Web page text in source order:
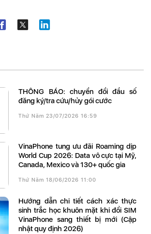
THÔNG BÁO: chuyển đổi đầu số
đăng ký/tra cứu/hủy gói cước
Thứ Năm 23/07/2026 16:59
VinaPhone tung ưu đãi Roaming dịp
World Cup 2026: Data vô cực tại Mỹ,
Canada, Mexico và 130+ quốc gia
Thứ Năm 18/06/2026 11:00
Hướng dẫn chi tiết cách xác thực
sinh trắc học khuôn mặt khi đổi SIM
VinaPhone sang thiết bị mới (Cập
nhật quy định 2026)